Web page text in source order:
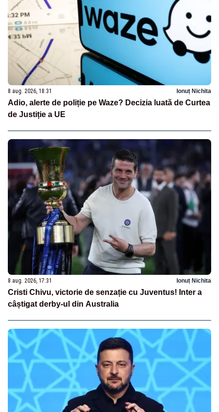
8 aug. 2026, 18:31 Ionuț Nichita
Adio, alerte de poliție pe Waze? Decizia luată de Curtea
de Justiție a UE
8 aug. 2026, 17:31 Ionuț Nichita
Cristi Chivu, victorie de senzație cu Juventus! Inter a
câștigat derby-ul din Australia